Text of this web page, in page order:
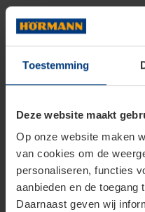
Toestemming
Deze website maakt
Op onze website maken
van cookies om de
personaliseren, functies
aanbieden en de toegang
Daarnaast geven wij